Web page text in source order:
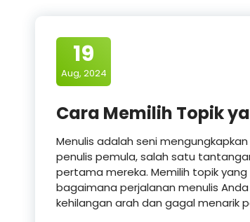
19
Aug, 2024
Cara Memilih Topik
Menulis adalah seni
penulis pemula, salah satu
pertama mereka. Memilih topik
bagaimana perjalanan menulis
kehilangan arah dan gagal menarik